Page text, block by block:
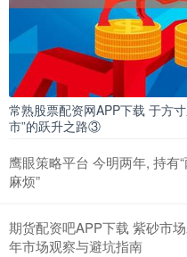
常熟股票配资网APP下载 于方
市”的跃升之路③
鹰眼策略平台 今明两年, 持有
麻烦”
期货配资吧APP下载 紫砂市
年市场观察与避坑指南